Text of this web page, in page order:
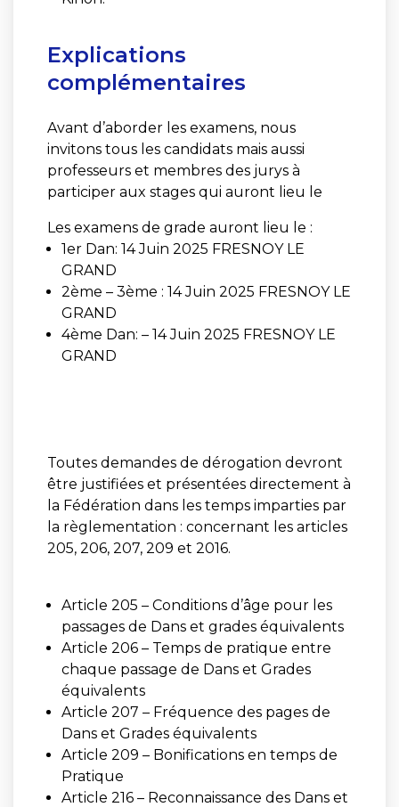
Explications
complémentaires
Avant d’aborder les examens, nous
invitons tous les candidats mais aussi
professeurs et membres des jurys à
participer aux stages qui auront lieu le
Les examens de grade auront lieu le :
1er Dan: 14 Juin 2025 FRESNOY LE
GRAND
2ème – 3ème : 14 Juin 2025 FRESNOY LE
GRAND
4ème Dan: – 14 Juin 2025 FRESNOY LE
GRAND
Toutes demandes de dérogation devront
être justifiées et présentées directement à
la Fédération dans les temps imparties par
la règlementation : concernant les articles
205, 206, 207, 209 et 2016.
Article 205 – Conditions d’âge pour les
passages de Dans et grades équivalents
Article 206 – Temps de pratique entre
chaque passage de Dans et Grades
équivalents
Article 207 – Fréquence des pages de
Dans et Grades équivalents
Article 209 – Bonifications en temps de
Pratique
Article 216 – Reconnaissance des Dans et